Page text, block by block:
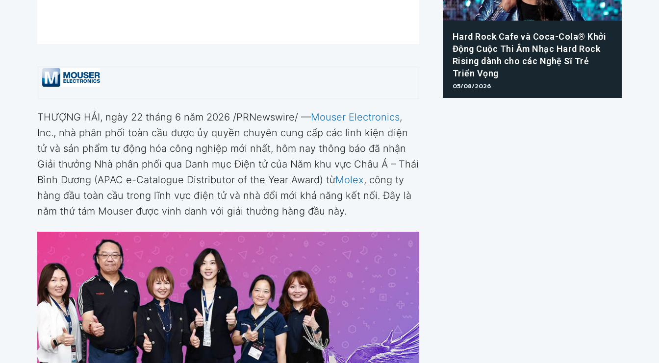
THƯỢNG HẢI, ngày 22 tháng 6 năm 2026 /PRNewswire/ —Mouser Electronics,
Inc., nhà phân phối toàn cầu được ủy quyền chuyên cung cấp các linh kiện điện
tử và sản phẩm tự động hóa công nghiệp mới nhất, hôm nay thông báo đã nhận
Giải thưởng Nhà phân phối qua Danh mục Điện tử của Năm khu vực Châu Á – Thái
Bình Dương (APAC e-Catalogue Distributor of the Year Award) từMolex, công ty
hàng đầu toàn cầu trong lĩnh vực điện tử và nhà đổi mới khả năng kết nối. Đây là
năm thứ tám Mouser được vinh danh với giải thưởng hàng đầu này.
Hard Rock Cafe và Coca-Cola® Khởi
Động Cuộc Thi Âm Nhạc Hard Rock
Rising dành cho các Nghệ Sĩ Trẻ
Triển Vọng
05/08/2026